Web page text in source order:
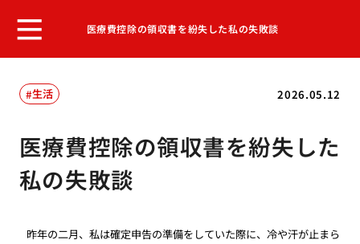
医療費控除の領収書を紛失した私の失敗談
2026.05.12
生活
医療費控除の領収書を紛失した
私の失敗談
昨年の二月、私は確定申告の準備をしていた際に、冷や汗が止まら